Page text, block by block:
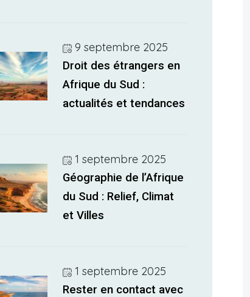
9 septembre 2025
Droit des étrangers en
Afrique du Sud :
actualités et tendances
1 septembre 2025
Géographie de l’Afrique
du Sud : Relief, Climat
et Villes
1 septembre 2025
Rester en contact avec